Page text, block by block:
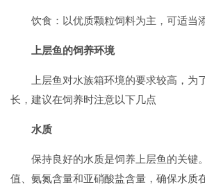
饮食：以优质颗粒饲料为主，可适当
上层鱼的饲养环境
上层鱼对水族箱环境的要求较高，为
长，建议在饲养时注意以下几点
水质
保持良好的水质是饲养上层鱼的关键
值、氨氮含量和亚硝酸盐含量，确保水质